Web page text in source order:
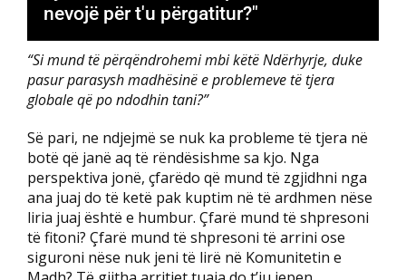
nevojë për t'u përgatitur?"
“Si mund të përqëndrohemi mbi këtë Ndërhyrje, duke
pasur parasysh madhësinë e problemeve të tjera
globale që po ndodhin tani?”
Së pari, ne ndjejmë se nuk ka probleme të tjera në
botë që janë aq të rëndësishme sa kjo. Nga
perspektiva jonë, çfarëdo që mund të zgjidhni nga
ana juaj do të ketë pak kuptim në të ardhmen nëse
liria juaj është e humbur. Çfarë mund të shpresoni
të fitoni? Çfarë mund të shpresoni të arrini ose
siguroni nëse nuk jeni të lirë në Komunitetin e